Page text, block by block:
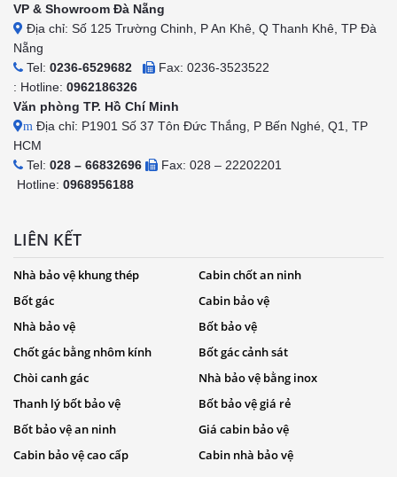
VP & Showroom Đà Nẵng
Địa chỉ: Số 125 Trường Chinh, P An Khê, Q Thanh Khê, TP Đà
Nẵng
Tel: 0236-6529682
Fax: 0236-3523522
: Hotline: 0962186326
Văn phòng TP. Hồ Chí Minh
m Địa chỉ: P1901 Số 37 Tôn Đức Thắng, P Bến Nghé, Q1, TP
HCM
Tel: 028 – 66832696
Fax: 028 – 22202201
Hotline: 0968956188
LIÊN KẾT
Nhà bảo vệ khung thép
Cabin chốt an ninh
Bốt gác
Cabin bảo vệ
Nhà bảo vệ
Bốt bảo vệ
Chốt gác bằng nhôm kính
Bốt gác cảnh sát
Chòi canh gác
Nhà bảo vệ bằng inox
Thanh lý bốt bảo vệ
Bốt bảo vệ giá rẻ
Bốt bảo vệ an ninh
Giá cabin bảo vệ
Cabin bảo vệ cao cấp
Cabin nhà bảo vệ